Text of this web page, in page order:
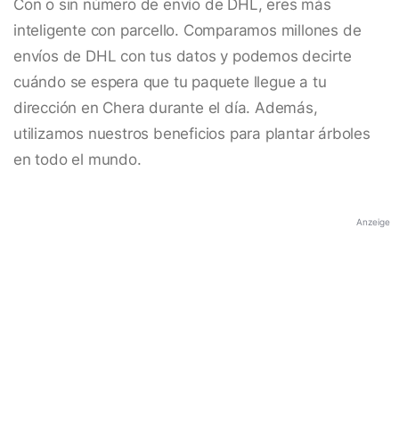
Con o sin número de envío de DHL, eres más
inteligente con parcello. Comparamos millones de
envíos de DHL con tus datos y podemos decirte
cuándo se espera que tu paquete llegue a tu
dirección en Chera durante el día. Además,
utilizamos nuestros beneficios para plantar árboles
en todo el mundo.
Anzeige